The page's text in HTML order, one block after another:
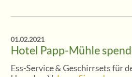
01.02.2021
Hotel Papp-Mühle
Ess-Service & Geschirrsets für